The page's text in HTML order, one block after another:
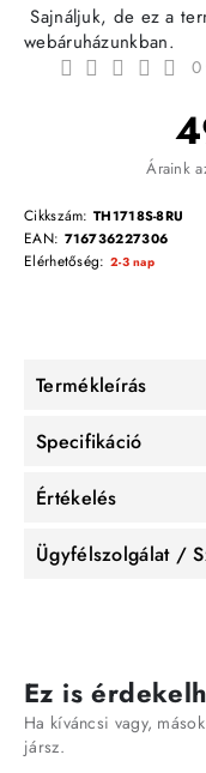
Sajnáljuk, de ez a
webáruházunkban.
0
Áraink
Cikkszám: TH1718S-8RU
EAN: 716736227306
Elérhetőség: 2-3 nap
Termékleírás
Specifikáció
Értékelés
Ügyfélszolgálat /
Ez is
Ha kíváncsi vagy,
jársz.